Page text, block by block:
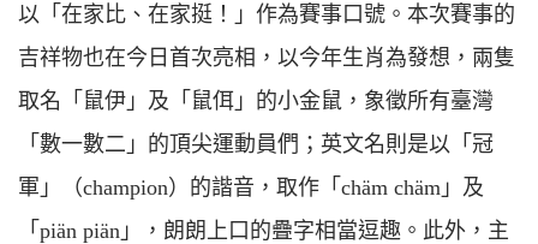
以「在家比、在家挺！」作為賽事口號。本次賽事的
吉祥物也在今日首次亮相，以今年生肖為發想，兩隻
取名「鼠伊」及「鼠佴」的小金鼠，象徵所有臺灣
「數一數二」的頂尖運動員們；英文名則是以「冠
軍」（champion）的諧音，取作「chäm chäm」及
「piän piän」，朗朗上口的疊字相當逗趣。此外，主